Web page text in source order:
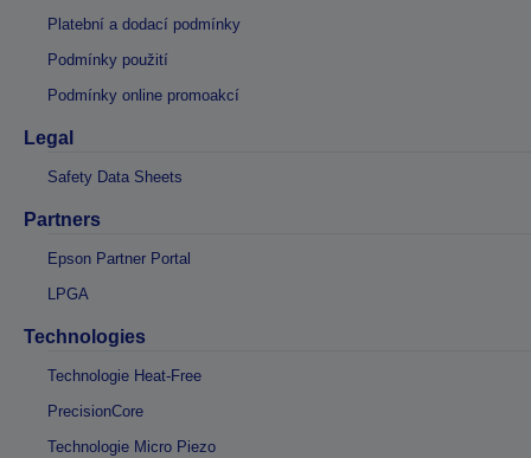
Platební a dodací podmínky
Podmínky použití
Podmínky online promoakcí
Legal
Safety Data Sheets
Partners
Epson Partner Portal
LPGA
Technologies
Technologie Heat-Free
PrecisionCore
Technologie Micro Piezo